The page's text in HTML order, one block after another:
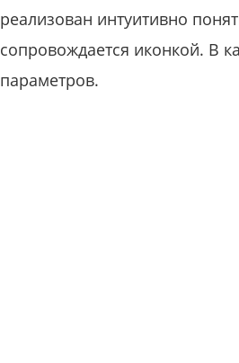
реализован интуитивно
сопровождается иконкой. В
параметров.